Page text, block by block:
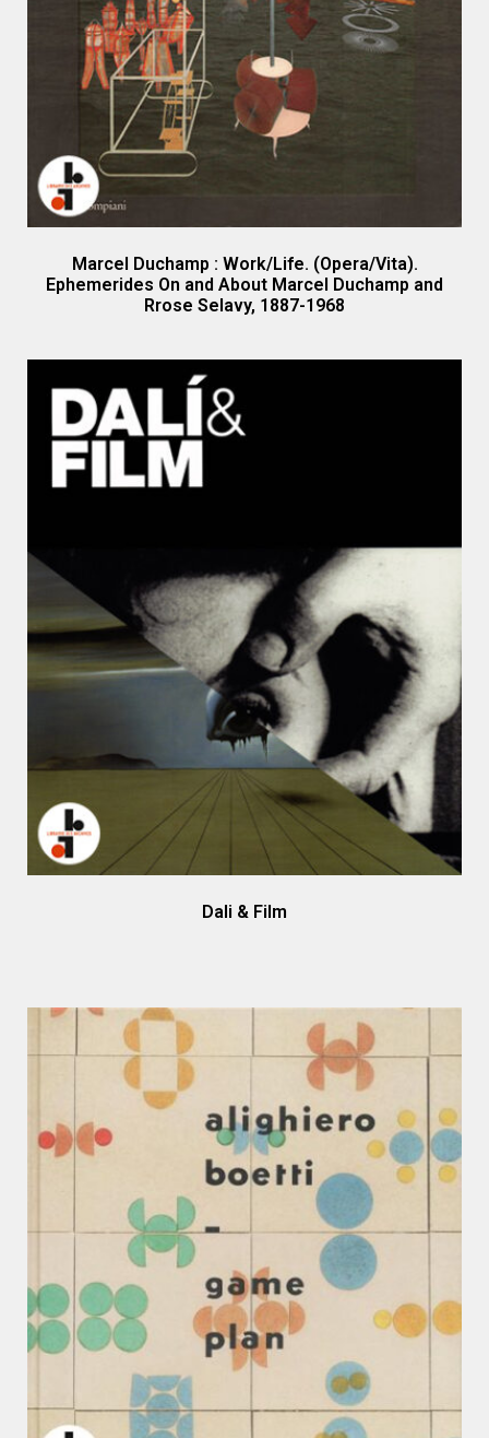
Marcel Duchamp : Work/Life. (Opera/Vita).
Ephemerides On and About Marcel Duchamp and
Rrose Selavy, 1887-1968
Dali & Film